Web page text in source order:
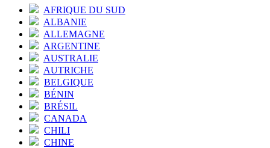
AFRIQUE DU SUD
ALBANIE
ALLEMAGNE
ARGENTINE
AUSTRALIE
AUTRICHE
BELGIQUE
BÉNIN
BRÉSIL
CANADA
CHILI
CHINE